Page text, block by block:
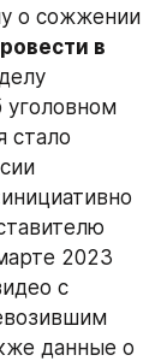
о сожжении
в
2023
с
данные о